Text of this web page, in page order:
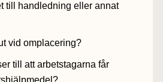
till handledning eller annat
vid omplacering?
till att arbetstagarna får